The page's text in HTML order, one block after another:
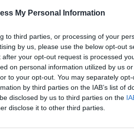
My Personal Information
to third parties, or processing of your
by us, please use the below opt-out
your opt-out request is processed
on personal information utilized by us
to your opt-out. You may separately
by third parties on the IAB’s list of
disclosed by us to third parties on the
disclose it to other third parties.
el Itinerario
Dificultad en el
Desplazamiento
Cantidad de
Esfuerzo
3
se encuentra el